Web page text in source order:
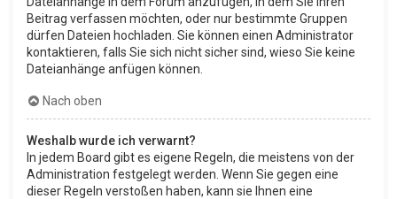
Beitrag verfassen möchten, oder nur bestimmte Gruppen
dürfen Dateien hochladen. Sie können einen Administrator
kontaktieren, falls Sie sich nicht sicher sind, wieso Sie keine
Dateianhänge anfügen können.
Nach oben
Weshalb wurde ich verwarnt?
In jedem Board gibt es eigene Regeln, die meistens von der
Administration festgelegt werden. Wenn Sie gegen eine
dieser Regeln verstoßen haben, kann sie Ihnen eine